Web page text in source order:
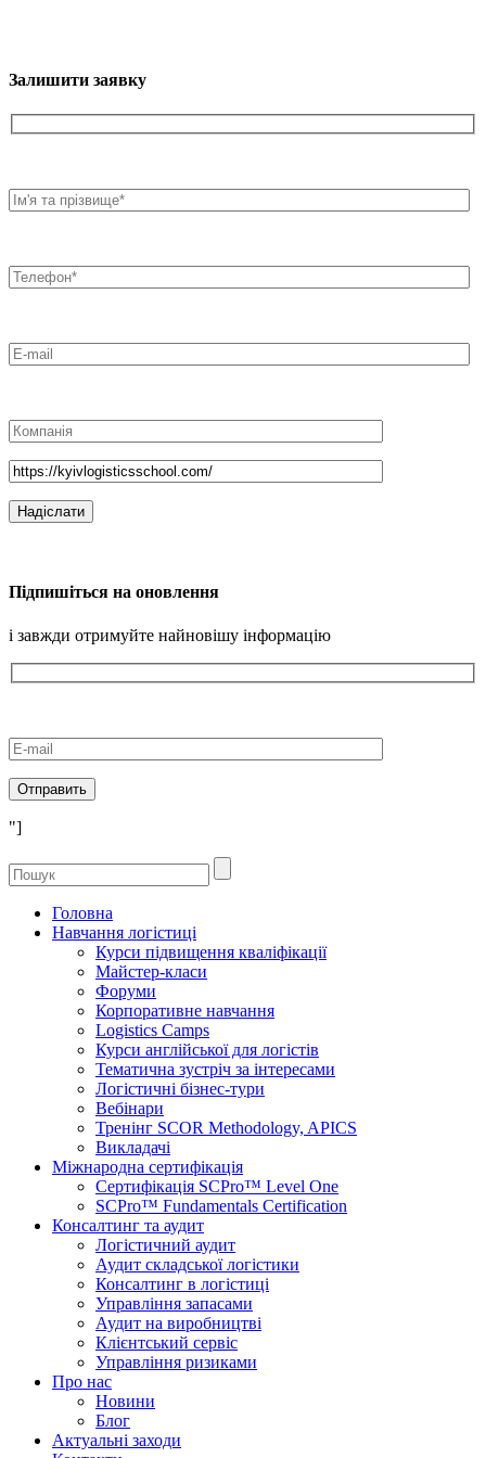
Залишити заявку
Підпишіться на оновлення
і завжди отримуйте найновішу інформацію
"]
Головна
Навчання логістиці
Курси підвищення кваліфікації
Майстер-класи
Форуми
Корпоративне навчання
Logistics Camps
Курси англійської для логістів
Тематична зустріч за інтересами
Логістичні бізнес-тури
Вебінари
Тренінг SCOR Methodology, APICS
Викладачі
Міжнародна сертифікація
Сертифікація SCPro™ Level One
SCPro™ Fundamentals Certification
Консалтинг та аудит
Логістичний аудит
Аудит складської логістики
Консалтинг в логістиці
Управління запасами
Аудит на виробництві
Клієнтський сервіс
Управління ризиками
Про нас
Новини
Блог
Актуальні заходи